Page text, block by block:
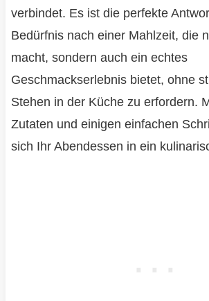
verbindet. Es ist die perfekte
Bedürfnis nach einer Mahlzeit, die
macht, sondern auch ein echtes
Geschmackserlebnis bietet, ohne
Stehen in der Küche zu erfordern.
Zutaten und einigen einfachen
sich Ihr Abendessen in ein